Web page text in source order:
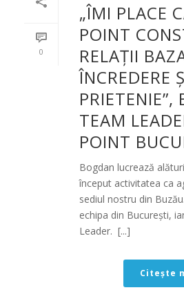
0
„ÎMI PLACE
POINT
RELAȚII
ÎNCREDERE
PRIETENIE”,
TEAM
POINT
Bogdan lucrează
început activitatea ca
sediul nostru din
echipa din București,
Leader. [...]
Citește